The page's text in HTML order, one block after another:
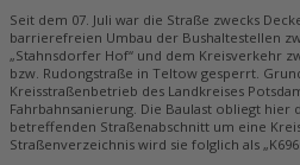
Seit dem 07. Juli war die Straße zwecks
barrierefreien Umbau der Bushaltestellen
„Stahnsdorfer Hof“ und dem Kreisverkehr
bzw. Rudongstraße in Teltow gesperrt.
Kreisstraßenbetrieb des Landkreises
Fahrbahnsanierung. Die Baulast obliegt hier
betreffenden Straßenabschnitt um eine
Straßenverzeichnis wird sie folglich als